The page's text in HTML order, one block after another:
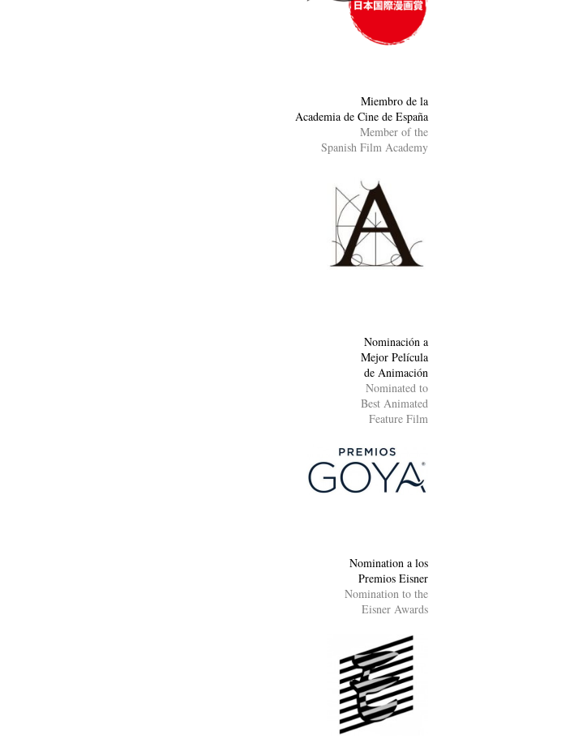
Miembro de la
Academia de Cine de España
Member of the
Spanish Film Academy
Nominación a
Mejor Película
de Animación
Nominated to
Best Animated
Feature Film
Nomination a los
Premios Eisner
Nomination to the
Eisner Awards